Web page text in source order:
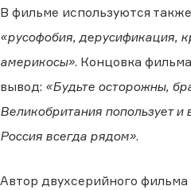
В фильме используются
«русофобия, дерусификация,
америкосы». Концовка
вывод: «Будьте осторожны,
Великобритания попользует и
Россия всегда рядом».
Автор двухсерийного фильма